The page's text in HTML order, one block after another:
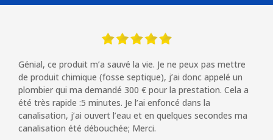
Génial, ce produit m’a sauvé la vie. Je ne peux pas mettre
de produit chimique (fosse septique), j’ai donc appelé un
plombier qui ma demandé 300 € pour la prestation. Cela a
été très rapide :5 minutes. Je l’ai enfoncé dans la
canalisation, j’ai ouvert l’eau et en quelques secondes ma
canalisation été débouchée; Merci.